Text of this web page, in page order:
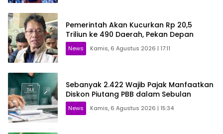
Pemerintah Akan Kucurkan Rp 20,5
Triliun ke 490 Daerah, Pekan Depan
News Kamis, 6 Agustus 2026 | 17:11
Sebanyak 2.422 Wajib Pajak Manfaatkan
Diskon Piutang PBB dalam Sebulan
News Kamis, 6 Agustus 2026 | 15:34